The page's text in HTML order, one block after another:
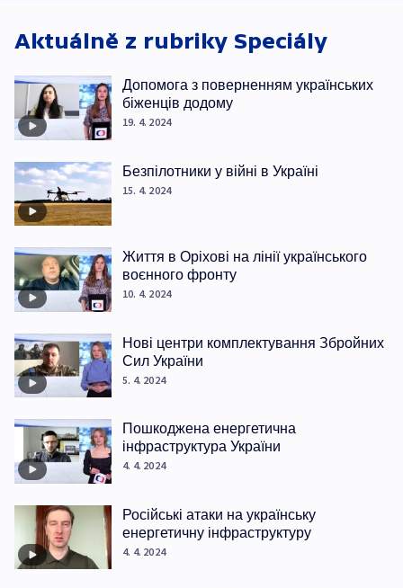
Aktuálně z rubriky Speciály
Допомога з поверненням українських
біженців додому
19. 4. 2024
Безпілотники у війні в Україні
15. 4. 2024
Життя в Оріхові на лінії українського
воєнного фронту
10. 4. 2024
Нові центри комплектування Збройних
Сил України
5. 4. 2024
Пошкоджена енергетична
інфраструктура України
4. 4. 2024
Російські атаки на українську
енергетичну інфраструктуру
4. 4. 2024